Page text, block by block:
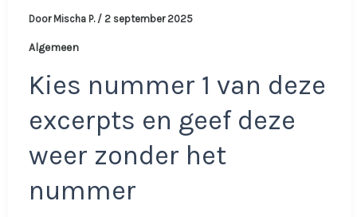
Door Mischa P. / 2 september 2025
Algemeen
Kies nummer 1 van deze
excerpts en geef deze
weer zonder het
nummer